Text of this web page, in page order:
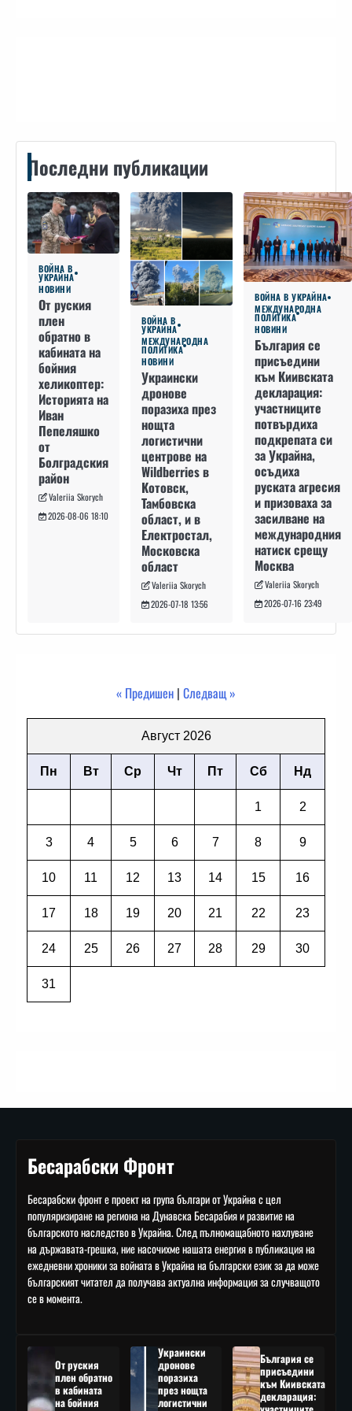
Последни публикации
ВОЙНА В
УКРАЙНА
НОВИНИ
От руския
плен
обратно в
кабината на
бойния
хеликоптер:
Историята на
Иван
Пепеляшко
от
Болградския
район
Valeriia Skorych
2026-08-06 18:10
ВОЙНА В
УКРАЙНА
МЕЖДУНАРОДНА
ПОЛИТИКА
НОВИНИ
Украински
дронове
поразиха през
нощта
логистични
центрове на
Wildberries в
Котовск,
Тамбовска
област, и в
Електростал,
Московска
област
Valeriia Skorych
2026-07-18 13:56
ВОЙНА В УКРАЙНА
МЕЖДУНАРОДНА
ПОЛИТИКА
НОВИНИ
България се
присъедини
към Киивската
декларация:
участниците
потвърдиха
подкрепата си
за Украйна,
осъдиха
руската агресия
и призоваха за
засилване на
международния
натиск срещу
Москва
Valeriia Skorych
2026-07-16 23:49
« Предишен | Следващ »
Август 2026
Пн Вт Ср Чт Пт Сб Нд
1 2
3 4 5 6 7 8 9
10 11 12 13 14 15 16
17 18 19 20 21 22 23
24 25 26 27 28 29 30
31
Бесарабски Фронт
Бесарабски фронт е проект на група българи от Украйна с цел
популяризиране на региона на Дунавска Бесарабия и развитие на
българското наследство в Украйна. След пълномащабното нахлуване
на държавата-грешка, ние насочихме нашата енергия в публикация на
ежедневни хроники за войната в Украйна на български език за да може
българският читател да получава актуална информация за случващото
се в момента.
От руския
плен обратно
в кабината
на бойния
Украински
дронове
поразиха
през нощта
логистични
България се
присъедини
към Киивската
декларация: